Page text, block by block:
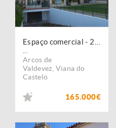
Arcos de
Valdevez Viana do
Castelo
165.000€